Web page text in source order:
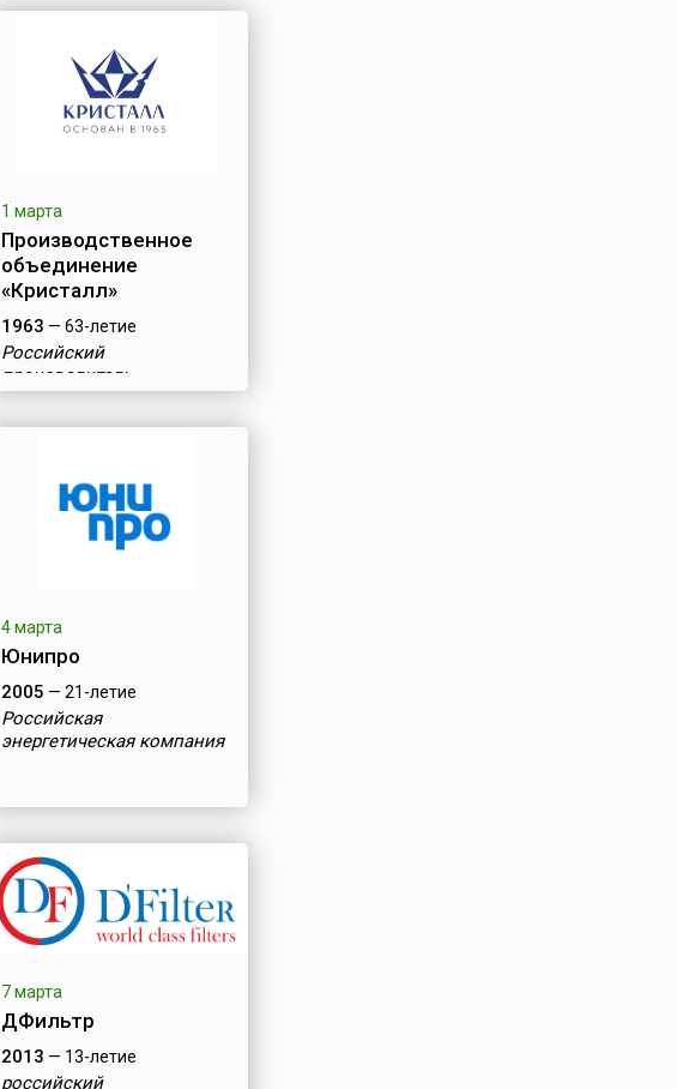
1 марта
Производственное
объединение
«Кристалл»
1963 — 63-летие
Российский
производитель
бриллиантов
4 марта
Юнипро
2005 — 21-летие
Российская
энергетическая компания
7 марта
ДФильтр
2013 — 13-летие
российский